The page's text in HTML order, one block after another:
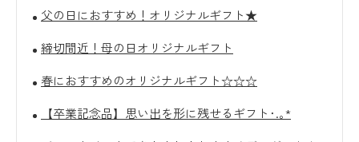
父の日におすすめ！オリジナルギフト★
締切間近！母の日オリジナルギフト
春におすすめのオリジナルギフト☆☆☆
【卒業記念品】思い出を形に残せるギフト･.｡*